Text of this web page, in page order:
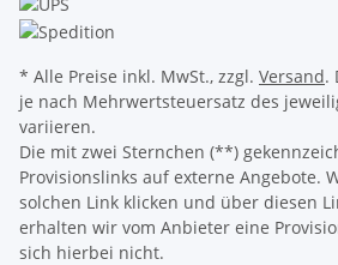
* Alle Preise inkl. MwSt., zzgl. Versand.
je nach Mehrwertsteuersatz des
variieren.
Die mit zwei Sternchen (**)
Provisionslinks auf externe Angebote.
solchen Link klicken und über diesen
erhalten wir vom Anbieter eine
sich hierbei nicht.